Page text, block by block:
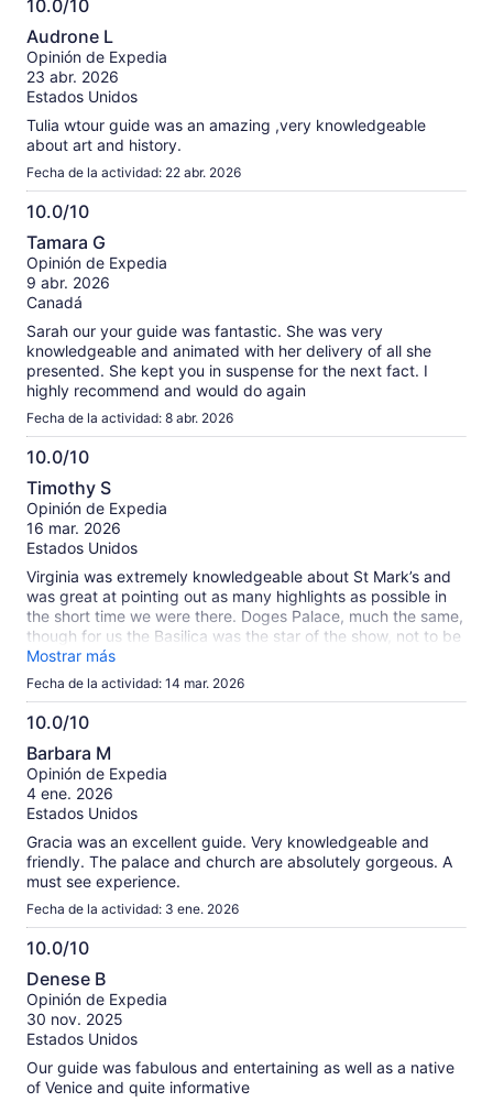
told us. Really great experience. Thank you. For those
planning to visit. This is a long tour (3 hours) we had a family
with a child of about 7/8 on ours. She was tired after 1.5hrs
with the walking and the talking and the parents kept
harassing our guide asking how long was left. He was patient
and had done his best to keep the child engaged during the
tour, specifically pointing out things directly to her that she
might enjoy or find interesting. My point is take note of the
time and if this might be too long for your family.
10.0/10
10.0
de
10
Audrone L
Opinión de Expedia
23 abr. 2026
Estados Unidos
Tulia wtour guide was an amazing ,very knowledgeable
about art and history.
Fecha de la actividad: 22 abr. 2026
10.0/10
10.0
de
10
Tamara G
Opinión de Expedia
9 abr. 2026
Canadá
Sarah our your guide was fantastic. She was very
knowledgeable and animated with her delivery of all she
presented. She kept you in suspense for the next fact. I
highly recommend and would do again
Fecha de la actividad: 8 abr. 2026
10.0/10
10.0
de
10
Timothy S
Opinión de Expedia
16 mar. 2026
Estados Unidos
Virginia was extremely knowledgeable about St Mark’s and
was great at pointing out as many highlights as possible in
the short time we were there. Doges Palace, much the same,
though for us the Basilica was the star of the show, not to be
missed!!
Mostrar más
Fecha de la actividad: 14 mar. 2026
10.0/10
10.0
de
10
Barbara M
Opinión de Expedia
4 ene. 2026
Estados Unidos
Gracia was an excellent guide. Very knowledgeable and
friendly. The palace and church are absolutely gorgeous. A
must see experience.
Fecha de la actividad: 3 ene. 2026
10.0/10
10.0
de
10
Denese B
Opinión de Expedia
30 nov. 2025
Estados Unidos
Our guide was fabulous and entertaining as well as a native
of Venice and quite informative